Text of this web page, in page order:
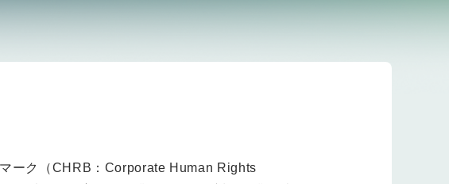
ーク（CHRB：Corporate Human Rights